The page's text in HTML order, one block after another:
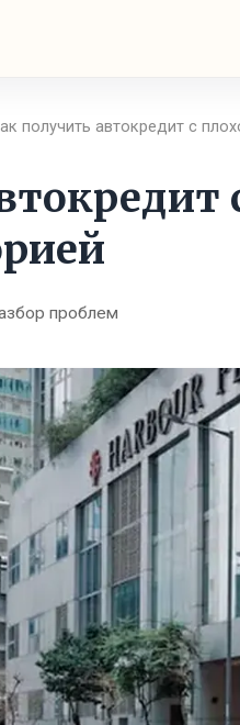
получить автокредит с
проблем